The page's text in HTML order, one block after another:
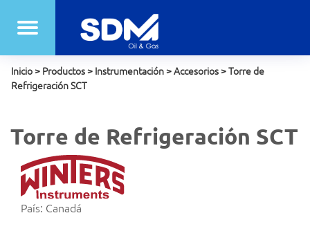
Inicio> Productos> Instrumentación>Accesorios>Torre de
Refrigeración SCT
Torre de Refrigeración SCT
País: Canadá